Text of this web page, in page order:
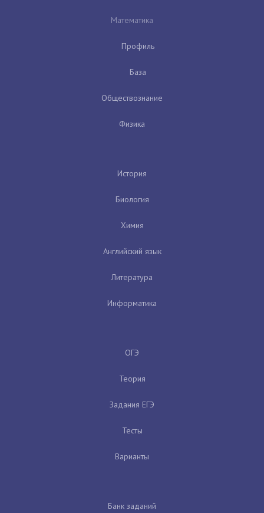
Математика
Профиль
База
Обществознание
Физика
История
Биология
Химия
Английский язык
Литература
Информатика
ОГЭ
Теория
Задания ЕГЭ
Тесты
Варианты
Банк заданий